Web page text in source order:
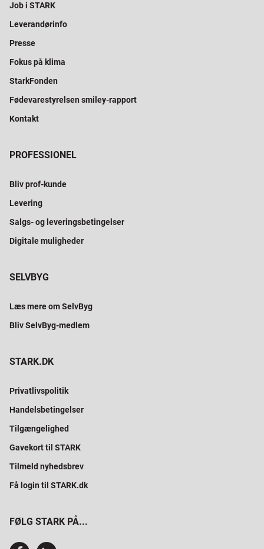
Job i STARK
Leverandørinfo
Presse
Fokus på klima
StarkFonden
Fødevarestyrelsen smiley-rapport
Kontakt
PROFESSIONEL
Bliv prof-kunde
Levering
Salgs- og leveringsbetingelser
Digitale muligheder
SELVBYG
Læs mere om SelvByg
Bliv SelvByg-medlem
STARK.DK
Privatlivspolitik
Handelsbetingelser
Tilgængelighed
Gavekort til STARK
Tilmeld nyhedsbrev
Få login til STARK.dk
FØLG STARK PÅ...